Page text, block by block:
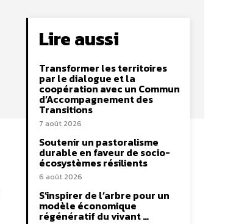
Lire aussi
Transformer les territoires
par le dialogue et la
coopération avec un Commun
d’Accompagnement des
Transitions
7 août 2026
Soutenir un pastoralisme
durable en faveur de socio-
écosystèmes résilients
6 août 2026
S’inspirer de l’arbre pour un
modèle économique
régénératif du vivant …